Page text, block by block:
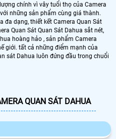
chính vì vây tuổi thọ của Camera
những sản phẩm cùng giá thành.
đa dạng, thiết kết Camera Quan Sát
Quan Sát Quan Sát Dahua sắt nét,
hoàng hảo , sản phẩm Camera
giới. tất cả những điểm mạnh của
sát Dahua luôn đứng đầu trong chuổi
QUAN SÁT DAHUA